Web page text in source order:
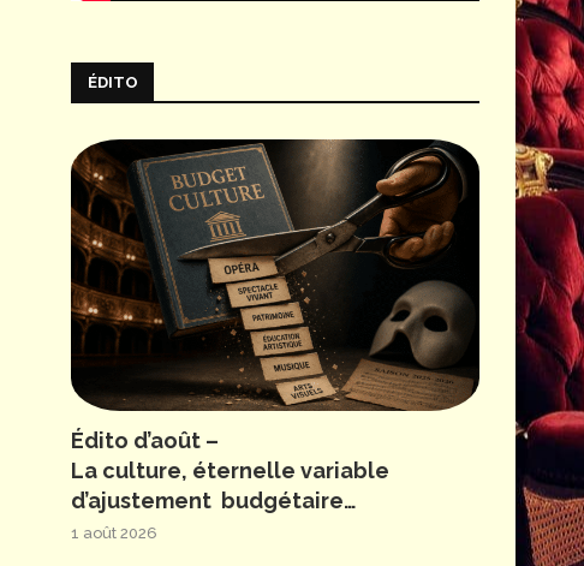
ÉDITO
Édito d’août –
La culture, éternelle variable
d’ajustement budgétaire…
1 août 2026